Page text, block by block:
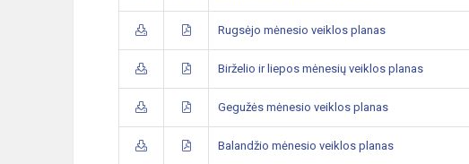
Rugsėjo mėnesio veiklos planas
Birželio ir liepos mėnesių veiklos planas
Gegužės mėnesio veiklos planas
Balandžio mėnesio veiklos planas